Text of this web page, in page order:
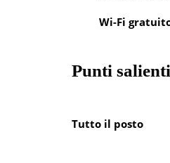
Wi-Fi
Punti
Tutto il posto